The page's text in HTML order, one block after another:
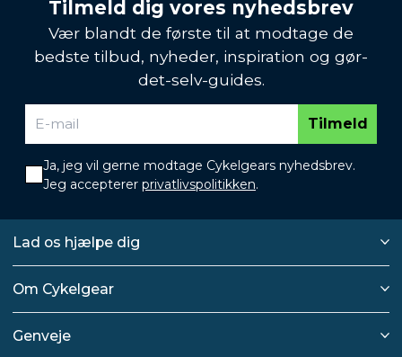
Tilmeld dig vores nyhedsbrev
Vær blandt de første til at modtage de
bedste tilbud, nyheder, inspiration og gør-
det-selv-guides.
Tilmeld
Ja, jeg vil gerne modtage Cykelgears nyhedsbrev.
Jeg accepterer privatlivspolitikken.
Lad os hjælpe dig
Om Cykelgear
Genveje